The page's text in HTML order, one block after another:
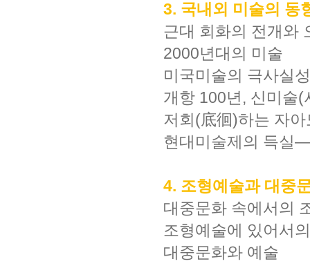
3. 국내외 미술의 동
근대 회화의 전개와
2000년대의 미술
미국미술의 극사실
개항 100년, 신미술
저회(底徊)하는 자
현대미술제의 득실
4. 조형예술과 대중
대중문화 속에서의
조형예술에 있어서
대중문화와 예술